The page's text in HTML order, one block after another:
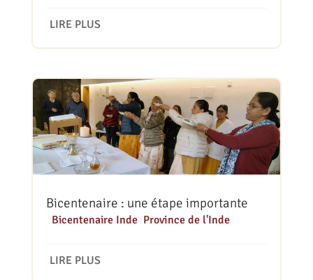
LIRE PLUS
Bicentenaire : une étape importante
Bicentenaire Inde, Province de l'Inde
LIRE PLUS